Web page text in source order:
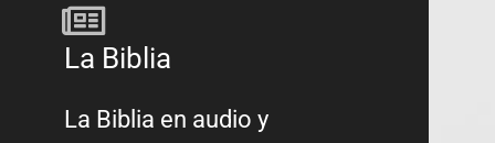
La Biblia
La Biblia en audio y